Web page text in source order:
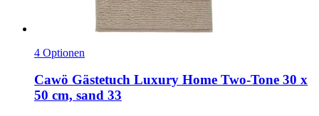
4 Optionen
Cawö Gästetuch Luxury Home Two-​Tone 30 x
50 cm, sand 33